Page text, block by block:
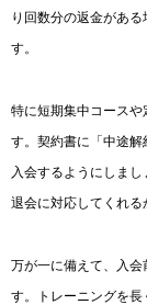
り回数分の返金があ
す。
特に短期集中コースや
す。契約書に「中途
入会するようにしま
退会に対応してくれる
万が一に備えて、入
す。トレーニングを